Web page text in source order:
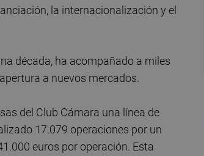
la internacionalización y el
década, ha acompañado a miles
a nuevos mercados.
del Club Cámara una línea de
17.079 operaciones por un
euros por operación. Esta